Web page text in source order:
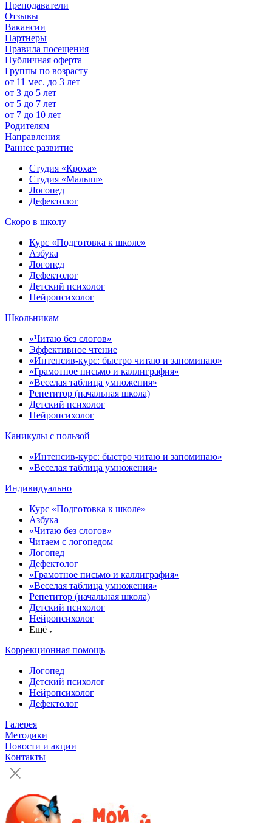
Преподаватели
Отзывы
Вакансии
Партнеры
Правила посещения
Публичная оферта
Группы по возрасту
от 11 мес. до 3 лет
от 3 до 5 лет
от 5 до 7 лет
от 7 до 10 лет
Родителям
Направления
Раннее развитие
Студия «Кроха»
Студия «Малыш»
Логопед
Дефектолог
Скоро в школу
Курс «Подготовка к школе»
Азбука
Логопед
Дефектолог
Детский психолог
Нейропсихолог
Школьникам
«Читаю без слогов»
Эффективное чтение
«Интенсив-курс: быстро читаю и запоминаю»
«Грамотное письмо и каллиграфия»
«Веселая таблица умножения»
Репетитор (начальная школа)
Детский психолог
Нейропсихолог
Каникулы с пользой
«Интенсив-курс: быстро читаю и запоминаю»
«Веселая таблица умножения»
Индивидуально
Курс «Подготовка к школе»
Азбука
«Читаю без слогов»
Читаем с логопедом
Логопед
Дефектолог
«Грамотное письмо и каллиграфия»
«Веселая таблица умножения»
Репетитор (начальная школа)
Детский психолог
Нейропсихолог
Ещё
Коррекционная помощь
Логопед
Детский психолог
Нейропсихолог
Дефектолог
Галерея
Методики
Новости и акции
Контакты